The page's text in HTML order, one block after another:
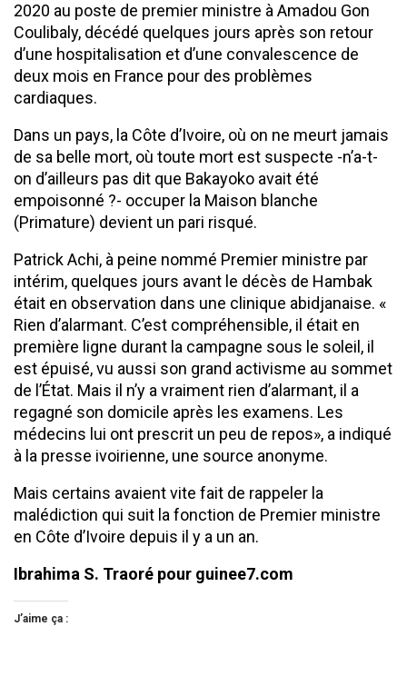
2020 au poste de premier ministre à Amadou Gon
Coulibaly, décédé quelques jours après son retour
d’une hospitalisation et d’une convalescence de
deux mois en France pour des problèmes
cardiaques.
Dans un pays, la Côte d’Ivoire, où on ne meurt jamais
de sa belle mort, où toute mort est suspecte -n’a-t-
on d’ailleurs pas dit que Bakayoko avait été
empoisonné ?- occuper la Maison blanche
(Primature) devient un pari risqué.
Patrick Achi, à peine nommé Premier ministre par
intérim, quelques jours avant le décès de Hambak
était en observation dans une clinique abidjanaise. «
Rien d’alarmant. C’est compréhensible, il était en
première ligne durant la campagne sous le soleil, il
est épuisé, vu aussi son grand activisme au sommet
de l’État. Mais il n’y a vraiment rien d’alarmant, il a
regagné son domicile après les examens. Les
médecins lui ont prescrit un peu de repos», a indiqué
à la presse ivoirienne, une source anonyme.
Mais certains avaient vite fait de rappeler la
malédiction qui suit la fonction de Premier ministre
en Côte d’Ivoire depuis il y a un an.
Ibrahima S. Traoré pour guinee7.com
J’aime ça :